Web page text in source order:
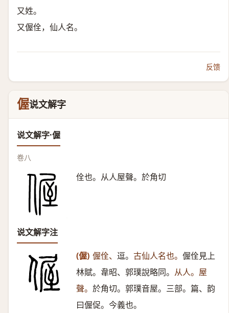
又姓。
又偓佺，仙人名。
反馈
偓说文解字
说文解字·偓
卷八
佺也。从人屋聲。於角切
说文解字注
(偓) 偓佺、 逗。 古仙人名也。 偓佺見上
林賦。韋昭、郭璞說略同。 从人。屋
聲。 於角切。郭璞音屋。三部。篇、韵
曰偓促。今義也。